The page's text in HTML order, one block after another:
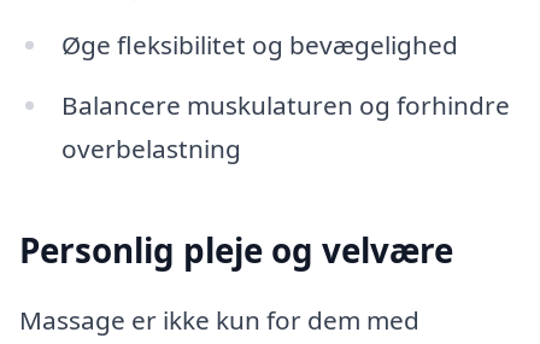
Øge fleksibilitet og bevægelighed
Balancere muskulaturen og forhindre
overbelastning
Personlig pleje og velvære
Massage er ikke kun for dem med